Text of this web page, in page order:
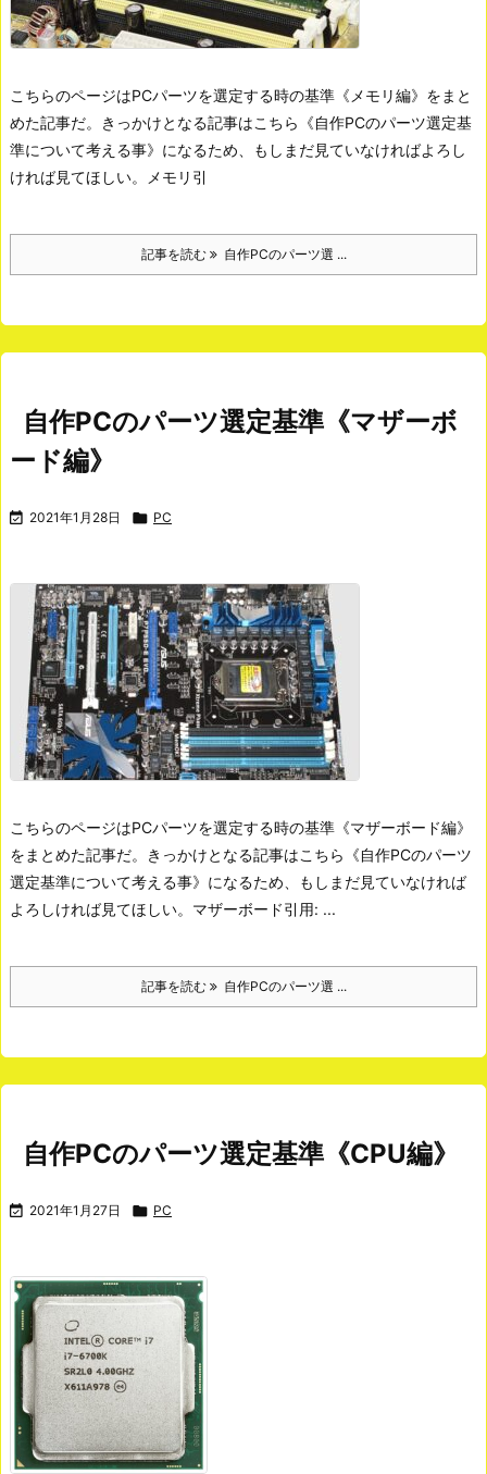
こちらのページはPCパーツを選定する時の基準《メモリ編》をまと
めた記事だ。きっかけとなる記事はこちら《自作PCのパーツ選定基
準について考える事》になるため、もしまだ見ていなければよろし
ければ見てほしい。
メモリ 引
記事を読む 自作PCのパーツ選 ...
自作PCのパーツ選定基準《マザーボ
ード編》
 2021年1月28日  PC
こちらのページはPCパーツを選定する時の基準《マザーボード編》
をまとめた記事だ。きっかけとなる記事はこちら《自作PCのパーツ
選定基準について考える事》になるため、もしまだ見ていなければ
よろしければ見てほしい。 マザーボード引用: ...
記事を読む 自作PCのパーツ選 ...
自作PCのパーツ選定基準《CPU編》
 2021年1月27日  PC